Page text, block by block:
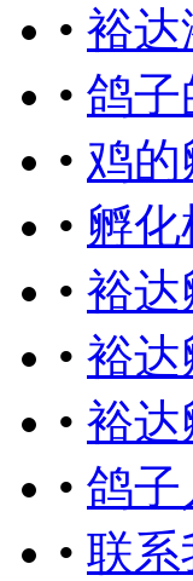
• 裕达
• 鸽子
• 鸡
• 孵
• 裕达
• 裕达
• 裕达
• 鸽子
• 联系